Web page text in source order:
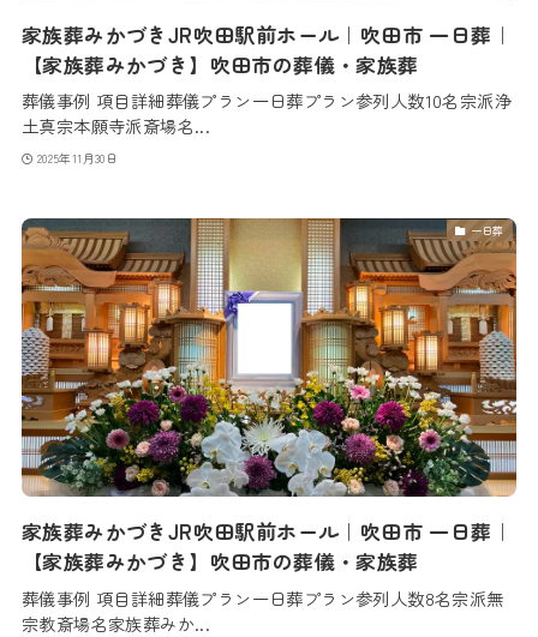
家族葬みかづきJR吹田駅前ホール｜吹田市 一日葬｜
【家族葬みかづき】吹田市の葬儀・家族葬
葬儀事例 項目詳細葬儀プラン一日葬プラン参列人数10名宗派浄
土真宗本願寺派斎場名...
2025年11月30日
一日葬
家族葬みかづきJR吹田駅前ホール｜吹田市 一日葬｜
【家族葬みかづき】吹田市の葬儀・家族葬
葬儀事例 項目詳細葬儀プラン一日葬プラン参列人数8名宗派無
宗教斎場名家族葬みか...